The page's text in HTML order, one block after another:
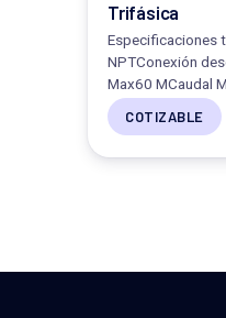
Trifásica
Especificaciones
NPTConexión
Max60 MCaudal
COTIZABLE